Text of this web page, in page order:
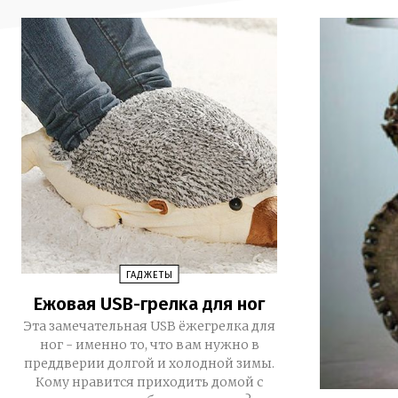
ГАДЖЕТЫ
Ежовая USB-грелка для ног
Эта замечательная USB ёжегрелка для
ног - именно то, что вам нужно в
преддверии долгой и холодной зимы.
Кому нравится приходить домой с